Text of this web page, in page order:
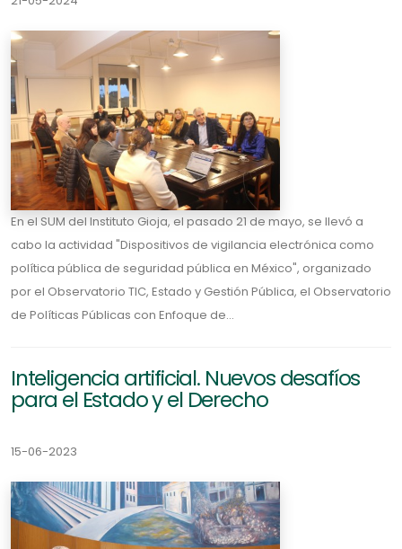
En el SUM del Instituto Gioja, el pasado 21 de mayo, se llevó a
cabo la actividad "Dispositivos de vigilancia electrónica como
política pública de seguridad pública en México", organizado
por el Observatorio TIC, Estado y Gestión Pública, el Observatorio
de Políticas Públicas con Enfoque de...
Inteligencia artificial. Nuevos desafíos
para el Estado y el Derecho
15-06-2023